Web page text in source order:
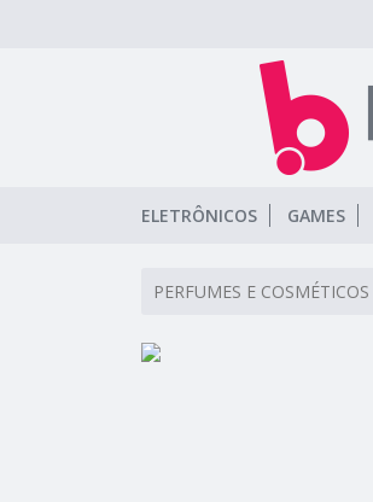
ELETRÔNICOS GAMES
PERFUMES E COSMÉTICOS